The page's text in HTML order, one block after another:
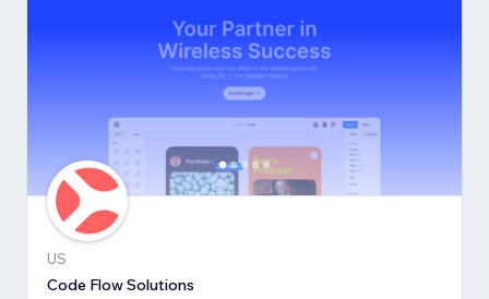
US
Code Flow Solutions